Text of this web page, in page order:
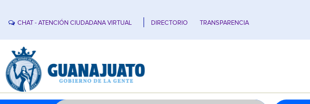
CHAT - ATENCIÓN CIUDADANA VIRTUAL DIRECTORIO TRANSPARENCIA